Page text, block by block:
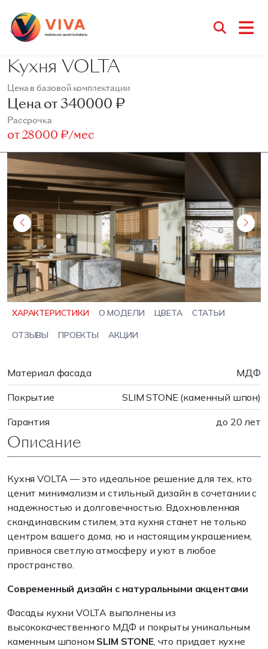
Кухня VOLTA
Цена в базовой комплектации
Цена от340000 ₽
Рассрочка
от28000 ₽/мес
ХАРАКТЕРИСТИКИ О МОДЕЛИ ЦВЕТА СТАТЬИ
ОТЗЫВЫ ПРОЕКТЫ АКЦИИ
Материал фасада МДФ
Покрытие SLIM STONE (каменный шпон)
Гарантия до 20 лет
Описание
Кухня VOLTA — это идеальное решение для тех, кто
ценит минимализм и стильный дизайн в сочетании с
надежностью и долговечностью. Вдохновленная
скандинавским стилем, эта кухня станет не только
центром вашего дома, но и настоящим украшением,
привнося светлую атмосферу и уют в любое
пространство.
Современный дизайн с натуральными акцентами
Фасады кухни VOLTA выполнены из
высококачественного МДФ и покрыты уникальным
каменным шпоном SLIM STONE, что придает кухне